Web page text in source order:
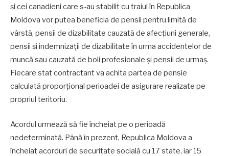
și cei canadieni care s-au stabilit cu traiul în Republica
Moldova vor putea beneficia de pensii pentru limită de
vârstă, pensii de dizabilitate cauzată de afecțiuni generale,
pensii și indemnizații de dizabilitate în urma accidentelor de
muncă sau cauzată de boli profesionale și pensii de urmaș.
Fiecare stat contractant va achita partea de pensie
calculată proporțional perioadei de asigurare realizate pe
propriul teritoriu.
Acordul urmează să fie încheiat pe o perioadă
nedeterminată. Până în prezent, Republica Moldova a
încheiat acorduri de securitate socială cu 17 state, iar 15